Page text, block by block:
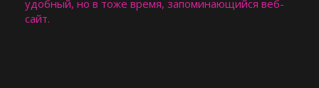
удобный, но в тоже время, запоминающийся веб-
сайт. ​